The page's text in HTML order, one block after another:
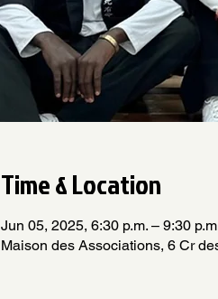
Time & Location
Jun 05, 2025, 6:30 p.m. – 9:30
Maison des Associations, 6 Cr